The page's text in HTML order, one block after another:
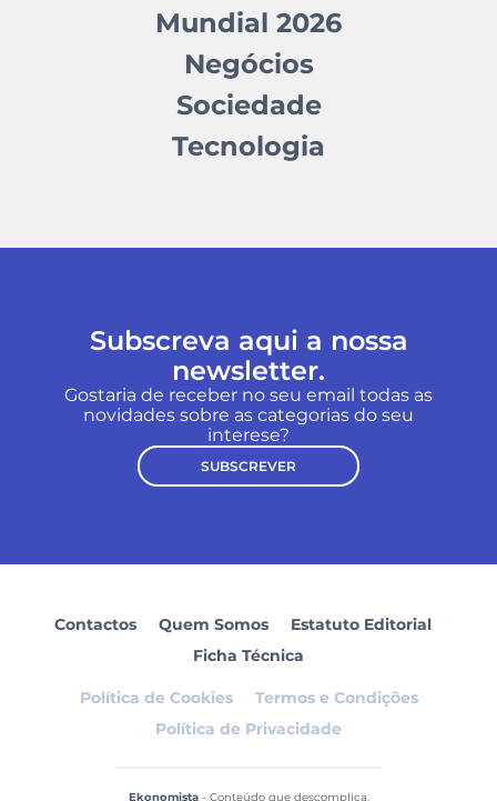
Mundial 2026
Negócios
Sociedade
Tecnologia
Subscreva aqui a nossa
newsletter.
Gostaria de receber no seu email todas as
novidades sobre as categorias do seu
interese?
SUBSCREVER
Contactos Quem Somos
Estatuto Editorial
Ficha Técnica
Política de Cookies
Termos e Condições
Política de Privacidade
Ekonomista- Conteúdo que descomplica.